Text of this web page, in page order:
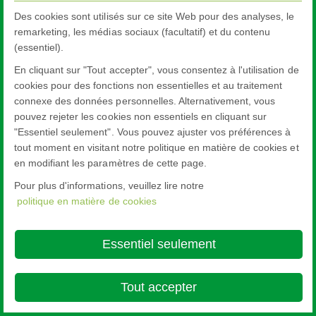
Des cookies sont utilisés sur ce site Web pour des analyses, le
remarketing, les médias sociaux (facultatif) et du contenu
(essentiel).
En cliquant sur "Tout accepter", vous consentez à l'utilisation de
cookies pour des fonctions non essentielles et au traitement
connexe des données personnelles. Alternativement, vous
pouvez rejeter les cookies non essentiels en cliquant sur
"Essentiel seulement". Vous pouvez ajuster vos préférences à
tout moment en visitant notre politique en matière de cookies et
en modifiant les paramètres de cette page.
Pour plus d'informations, veuillez lire notre
politique en matière de cookies
Essentiel seulement
Tout accepter